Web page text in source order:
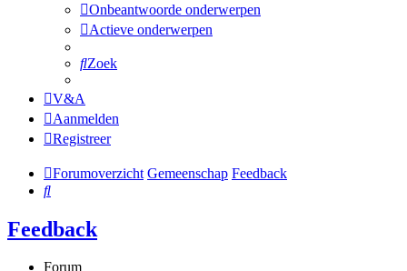
Onbeantwoorde onderwerpen
Actieve onderwerpen
Zoek
V&A
Aanmelden
Registreer
Forumoverzicht Gemeenschap Feedback
Zoek
Feedback
Forum